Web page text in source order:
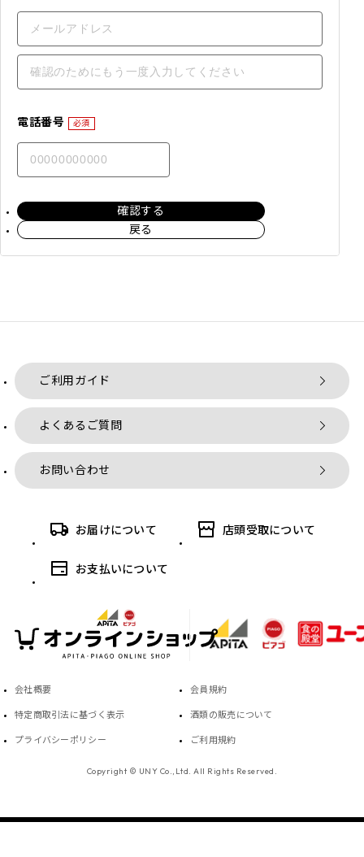
電話番号 必須
戻る
確認する
ご利用ガイド
よくあるご質問
お問い合わせ
お届けについて 店頭受取について
お支払いについて
会社概要 会員規約
特定商取引法に基づく表示 酒類の販売について
プライバシーポリシー ご利用規約
Copyright © UNY Co.,Ltd. All Rights Reserved.